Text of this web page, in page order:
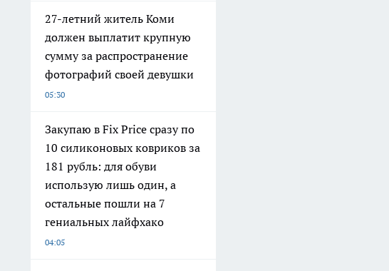
27-летний житель Коми
должен выплатит крупную
сумму за распространение
фотографий своей девушки
05:30
Закупаю в Fix Price сразу по
10 силиконовых ковриков за
181 рубль: для обуви
использую лишь один, а
остальные пошли на 7
гениальных лайфхако
04:05